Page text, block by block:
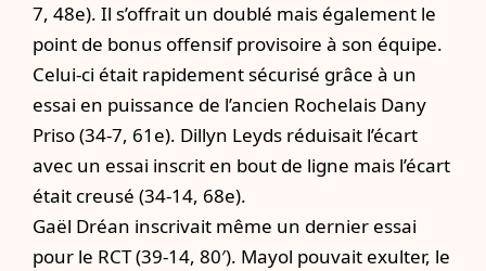
7, 48e). Il s’offrait un doublé mais également le
point de bonus offensif provisoire à son équipe.
Celui-ci était rapidement sécurisé grâce à un
essai en puissance de l’ancien Rochelais Dany
Priso (34-7, 61e). Dillyn Leyds réduisait l’écart
avec un essai inscrit en bout de ligne mais l’écart
était creusé (34-14, 68e).
Gaël Dréan inscrivait même un dernier essai
pour le RCT (39-14, 80′). Mayol pouvait exulter, le